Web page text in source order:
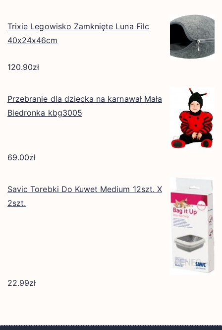
Trixie Legowisko Zamknięte Luna Filc
40x24x46cm
120.90zł
Przebranie dla dziecka na karnawał Mała
Biedronka kbg3005
69.00zł
Savic Torebki Do Kuwet Medium 12szt. X
2szt.
22.99zł